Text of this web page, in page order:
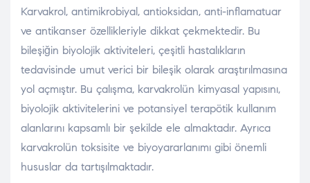
Karvakrol, antimikrobiyal, antioksidan, anti-inflamatuar
ve antikanser özellikleriyle dikkat çekmektedir. Bu
bileşiğin biyolojik aktiviteleri, çeşitli hastalıkların
tedavisinde umut verici bir bileşik olarak araştırılmasına
yol açmıştır. Bu çalışma, karvakrolün kimyasal yapısını,
biyolojik aktivitelerini ve potansiyel terapötik kullanım
alanlarını kapsamlı bir şekilde ele almaktadır. Ayrıca
karvakrolün toksisite ve biyoyararlanımı gibi önemli
hususlar da tartışılmaktadır.